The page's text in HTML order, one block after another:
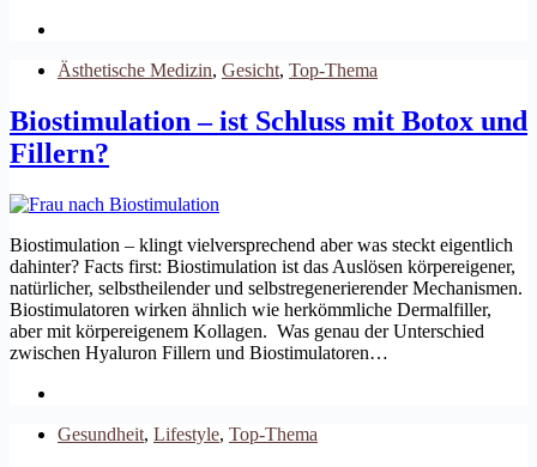
Ästhetische Medizin, Gesicht, Top-Thema
Biostimulation – ist Schluss mit Botox und
Fillern?
Biostimulation – klingt vielversprechend aber was steckt eigentlich
dahinter? Facts first: Biostimulation ist das Auslösen körpereigener,
natürlicher, selbstheilender und selbstregenerierender Mechanismen.
Biostimulatoren wirken ähnlich wie herkömmliche Dermalfiller,
aber mit körpereigenem Kollagen. Was genau der Unterschied
zwischen Hyaluron Fillern und Biostimulatoren…
Gesundheit, Lifestyle, Top-Thema